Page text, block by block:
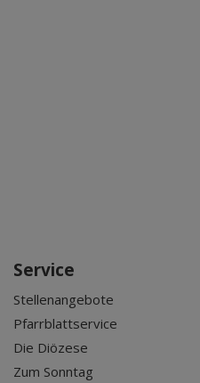
Service
Stellenangebote
Pfarrblattservice
Die Diözese
Zum Sonntag